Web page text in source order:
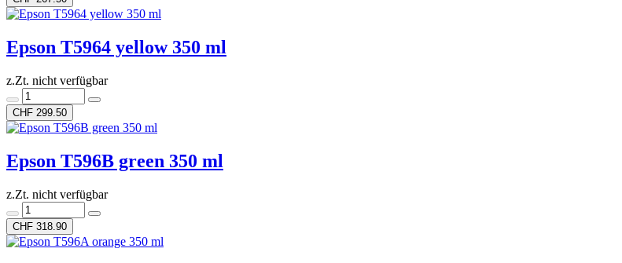
Epson T5964 yellow 350 ml
z.Zt. nicht verfügbar
CHF 299.50
Epson T596B green 350 ml
z.Zt. nicht verfügbar
CHF 318.90